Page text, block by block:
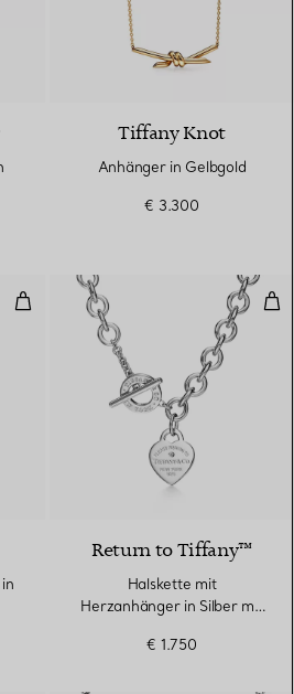
2 Materialien
Tiffany Knot
Anhänger in Gelbgold
€ 3.300
Open Heart Y-Halskette in
Return to Tiffany™
Halskette mit
Herzanhänger in Silber mit
€ 1.750